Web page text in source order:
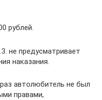
рублей.
не предусматривает
наказания.
автолюбитель не был
правами,